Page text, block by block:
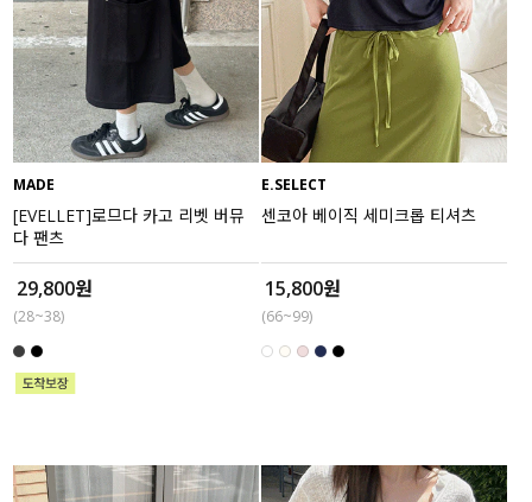
MADE
[EVELLET]로므다 카고 리벳 버뮤
다 팬츠
29,800원
(28~38)
E.SELECT
센코아 베이직 세미크롭 티셔츠
15,800원
(66~99)